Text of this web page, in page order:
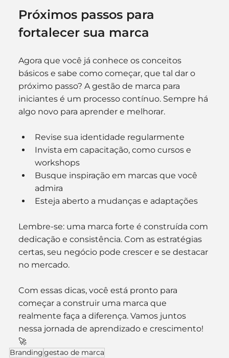
Próximos passos para
fortalecer sua marca
Agora que você já conhece os conceitos
básicos e sabe como começar, que tal dar o
próximo passo? A gestão de marca para
iniciantes é um processo contínuo. Sempre há
algo novo para aprender e melhorar.
Revise sua identidade regularmente
Invista em capacitação, como cursos e
workshops
Busque inspiração em marcas que você
admira
Esteja aberto a mudanças e adaptações
Lembre-se: uma marca forte é construída com
dedicação e consistência. Com as estratégias
certas, seu negócio pode crescer e se destacar
no mercado.
Com essas dicas, você está pronto para
começar a construir uma marca que
realmente faça a diferença. Vamos juntos
nessa jornada de aprendizado e crescimento!
🚀
Brandinggestao de marca